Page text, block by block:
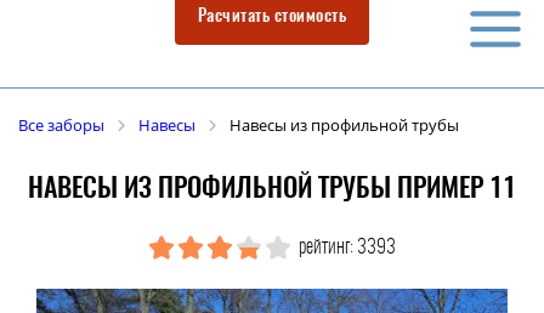
Расчитать стоимость
Все заборы Навесы Навесы из профильной трубы
НАВЕСЫ ИЗ ПРОФИЛЬНОЙ ТРУБЫ ПРИМЕР 11
рейтинг: 3393